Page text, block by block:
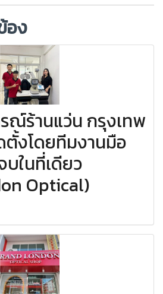
อง
ณ์ร้านแว่น กรุงเทพ
งโดยทีมงานมือ
ในที่เดียว
Optical)